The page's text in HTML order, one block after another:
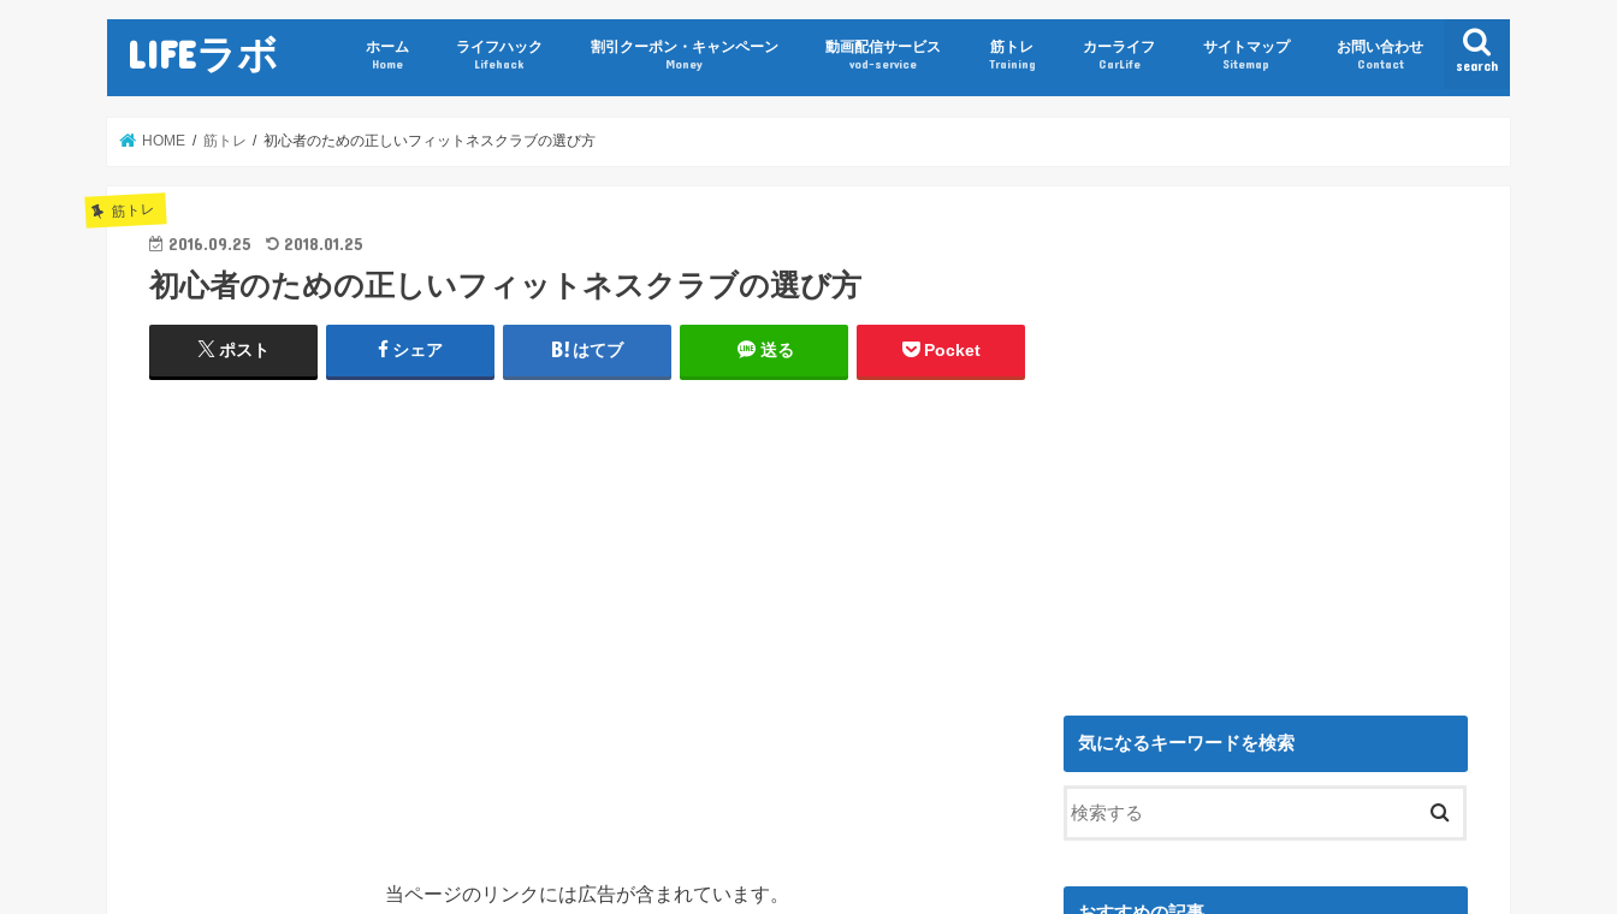
LIFEラボ search
ホーム
Home
ライフハック
Lifehack
割引クーポン・キャンペーン
Money
動画配信サービス
vod-service
筋トレ
Training
カーライフ
CarLife
サイトマップ
Sitemap
お問い合わせ
Contact
HOME 筋トレ 初心者のための正しいフィットネスクラブの選び方
筋トレ
2016.09.25 2018.01.25
初心者のための正しいフィットネスクラブの選び方
ポスト シェア はてブ 送る Pocket
当ページのリンクには広告が含まれています。
気になるキーワードを検索